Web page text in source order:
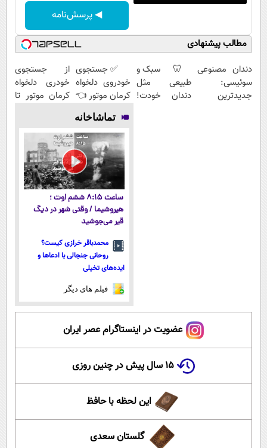
◀ پرسش‌نامه
مطالب پیشنهادی
دندان مصنوعی
سوئیسی:
جدیدترین
🦷 سبک و
طبیعی مثل
دندان خودت!
✅ جستجوی
خودروی دلخواه
کرمان موتور 👈
فروش ساده،
بی واسطه و
مستقیم
از جستجوی
خودری دلخواه
کرمان موتور تا
واسطه و
مستقیم
تماشاخانه
ساعت ۸:۱۵ ششم اوت ؛
هیروشیما / وقتی شهر در دیگ
قیر می‌جوشید
محمدباقر خرازی کیست؟
روحانی جنجالی با ادعاها و
ایده‌های تخیلی
فیلم های دیگر
عضویت در اینستاگرام عصر ایران
۱۵ سال پیش در چنین روزی
این لحظه با حافظ
گلستان سعدی